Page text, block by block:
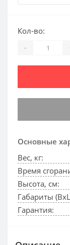
Основные
Вес, кг:
Время
Высота, см:
Габариты
Гарантия:
Кол-во:
-